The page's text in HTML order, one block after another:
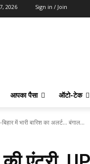
2026 Sign in / Join
आपका पैसा ऑटो-टेक
में भारी बारिश का अलर्ट… बंगाल...